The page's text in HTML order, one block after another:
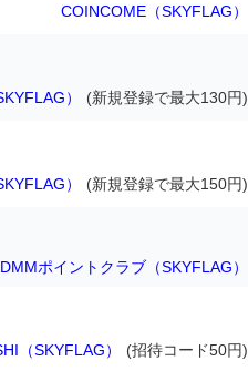
COINCOME（SKYFLAG）
） (新規登録で最大130円)
） (新規登録で最大150円)
DMMポイントクラブ（SKYFLAG）
（SKYFLAG） (招待コード50円)